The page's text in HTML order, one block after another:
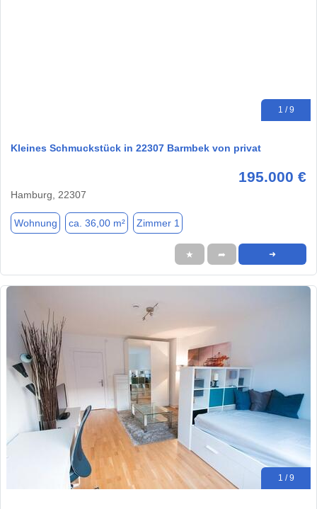
1 / 9
Kleines Schmuckstück in 22307 Barmbek von privat
195.000 €
Hamburg, 22307
Wohnung ca. 36,00 m² Zimmer 1
★ ➦ ➜
1 / 9